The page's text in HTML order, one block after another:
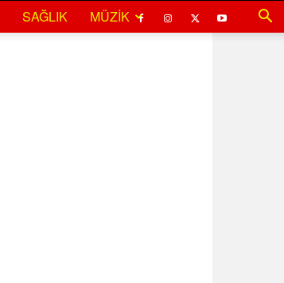
SAĞLIK MÜZIK